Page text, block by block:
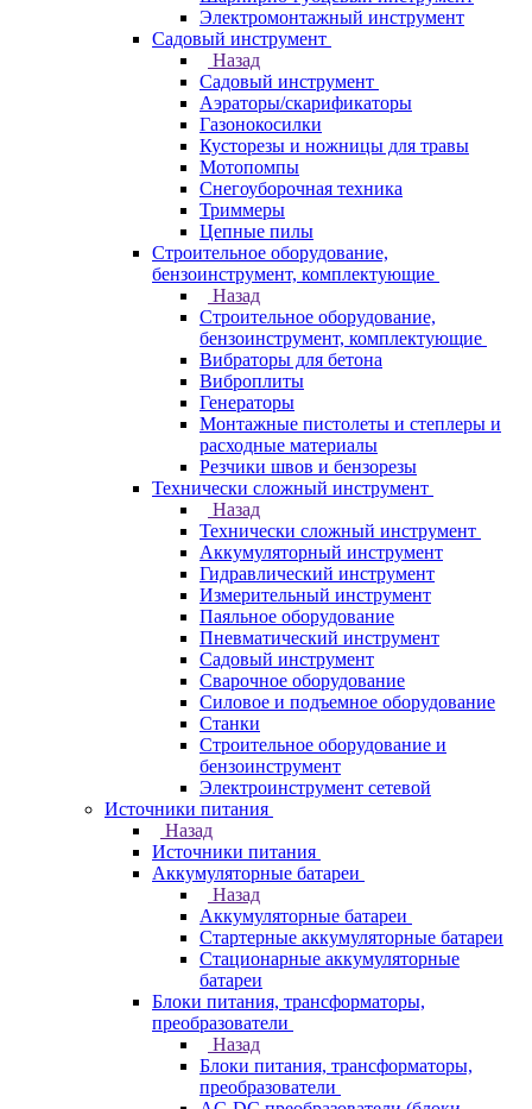
Электромонтажный инструмент
Садовый инструмент
Назад
Садовый инструмент
Аэраторы/скарификаторы
Газонокосилки
Кусторезы и ножницы для травы
Мотопомпы
Снегоуборочная техника
Триммеры
Цепные пилы
Строительное оборудование,
бензоинструмент, комплектующие
Назад
Строительное оборудование,
бензоинструмент, комплектующие
Вибраторы для бетона
Виброплиты
Генераторы
Монтажные пистолеты и степлеры и
расходные материалы
Резчики швов и бензорезы
Технически сложный инструмент
Назад
Технически сложный инструмент
Аккумуляторный инструмент
Гидравлический инструмент
Измерительный инструмент
Паяльное оборудование
Пневматический инструмент
Садовый инструмент
Сварочное оборудование
Силовое и подъемное оборудование
Станки
Строительное оборудование и
бензоинструмент
Электроинструмент сетевой
Источники питания
Назад
Источники питания
Аккумуляторные батареи
Назад
Аккумуляторные батареи
Стартерные аккумуляторные батареи
Стационарные аккумуляторные
батареи
Блоки питания, трансформаторы,
преобразователи
Назад
Блоки питания, трансформаторы,
преобразователи